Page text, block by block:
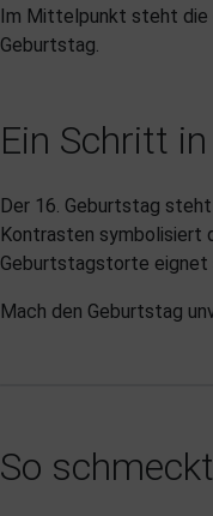
Im Mittelpunkt steht die
Geburtstag.
Ein Schritt
Der 16. Geburtstag
Kontrasten symbolisiert
Geburtstagstorte eignet
Mach den Geburtstag
So